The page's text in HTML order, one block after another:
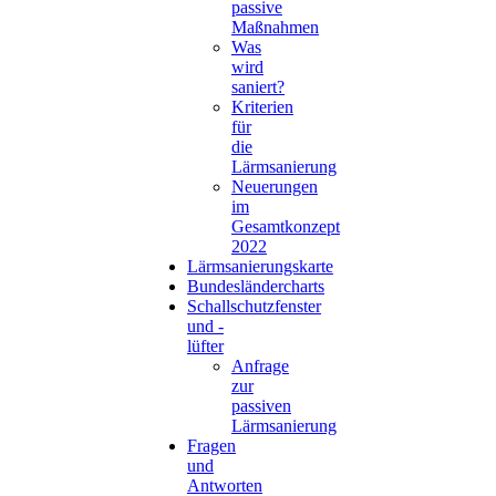
passive
Maßnahmen
Was
wird
saniert?
Kriterien
für
die
Lärmsanierung
Neuerungen
im
Gesamtkonzept
2022
Lärmsanierungskarte
Bundesländercharts
Schallschutzfenster
und -
lüfter
Anfrage
zur
passiven
Lärmsanierung
Fragen
und
Antworten